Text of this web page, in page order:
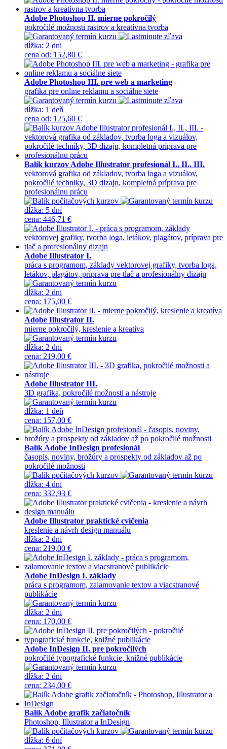
Adobe Photoshop II. mierne pokročilý
pokročilé možnosti rastrov a kreatívna tvorba
dĺžka: 2 dni
cena od: 152,80 €
Adobe Photoshop III. pre web a marketing
grafika pre online reklamu a sociálne siete
dĺžka: 1 deň
cena od: 125,60 €
Balík kurzov Adobe Illustrator profesionál I., II., III.
vektorová grafika od základov, tvorba loga a vizuálov,
pokročilé techniky, 3D dizajn, kompletná príprava pre
profesionálnu prácu
dĺžka: 5 dní
cena: 446,71 €
Adobe Illustrator I.
práca s programom, základy vektorovej grafiky, tvorba loga,
letákov, plagátov, príprava pre tlač a profesionálny dizajn
dĺžka: 2 dni
cena: 175,00 €
Adobe Illustrator II.
mierne pokročilý, kreslenie a kreatíva
dĺžka: 2 dni
cena: 219,00 €
Adobe Illustrator III.
3D grafika, pokročilé možnosti a nástroje
dĺžka: 1 deň
cena: 157,00 €
Balík Adobe InDesign profesionál
časopis, noviny, brožúry a prospekty od základov až po
pokročilé možnosti
dĺžka: 4 dni
cena: 332,93 €
Adobe Illustrator praktické cvičenia
kreslenie a návrh design manuálu
dĺžka: 2 dni
cena: 219,00 €
Adobe InDesign I. základy
práca s programom, zalamovanie textov a viacstranové
publikácie
dĺžka: 2 dni
cena: 170,00 €
Adobe InDesign II. pre pokročilých
pokročilé typografické funkcie, knižné publikácie
dĺžka: 2 dni
cena: 234,00 €
Balík Adobe grafik začiatočník
Photoshop, Illustrator a InDesign
dĺžka: 6 dní